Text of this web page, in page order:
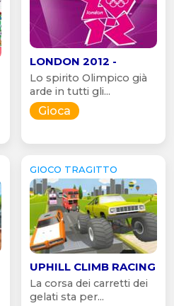
LONDON 2012 -
Lo spirito Olimpico già
arde in tutti gli...
Gioca
GIOCO TRAGITTO
UPHILL CLIMB RACING
La corsa dei carretti dei
gelati sta per...